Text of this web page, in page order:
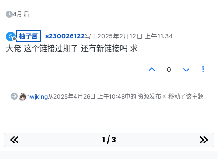
4月 后
S
离线
柚子厨 s230026122写于2025年2月12日 上午11:34
最后由 编辑
大佬 这个链接过期了 还有新链接吗 求
0
hwjking从2025年4月26日 上午10:48中的 资源发布区 移动了该主题
1 / 3